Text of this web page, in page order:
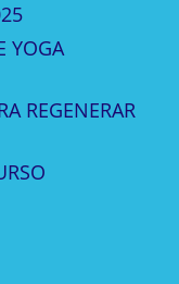
YOGA
REGENERAR